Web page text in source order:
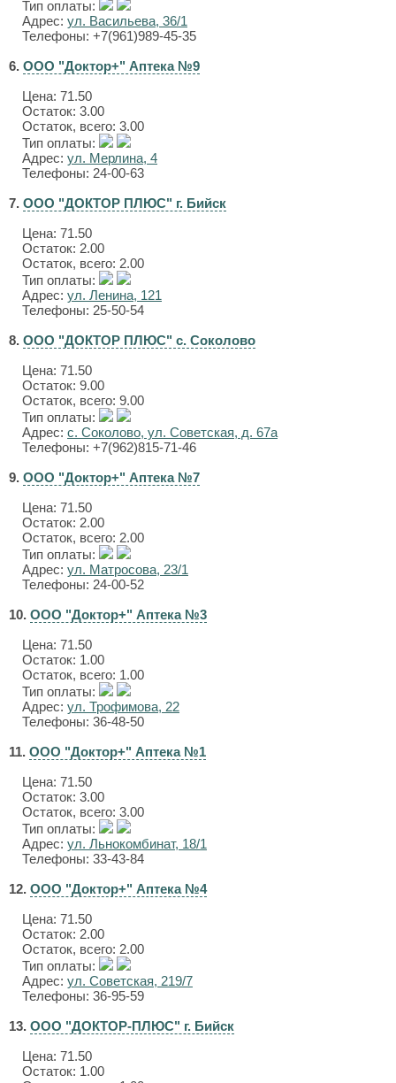
Тип оплаты:
Адрес: ул. Васильева, 36/1
Телефоны: +7(961)989-45-35
6. ООО "Доктор+" Аптека №9
Цена: 71.50
Остаток: 3.00
Остаток, всего: 3.00
Тип оплаты:
Адрес: ул. Мерлина, 4
Телефоны: 24-00-63
7. ООО "ДОКТОР ПЛЮС" г. Бийск
Цена: 71.50
Остаток: 2.00
Остаток, всего: 2.00
Тип оплаты:
Адрес: ул. Ленина, 121
Телефоны: 25-50-54
8. ООО "ДОКТОР ПЛЮС" с. Соколово
Цена: 71.50
Остаток: 9.00
Остаток, всего: 9.00
Тип оплаты:
Адрес: с. Соколово, ул. Советская, д. 67а
Телефоны: +7(962)815-71-46
9. ООО "Доктор+" Аптека №7
Цена: 71.50
Остаток: 2.00
Остаток, всего: 2.00
Тип оплаты:
Адрес: ул. Матросова, 23/1
Телефоны: 24-00-52
10. ООО "Доктор+" Аптека №3
Цена: 71.50
Остаток: 1.00
Остаток, всего: 1.00
Тип оплаты:
Адрес: ул. Трофимова, 22
Телефоны: 36-48-50
11. ООО "Доктор+" Аптека №1
Цена: 71.50
Остаток: 3.00
Остаток, всего: 3.00
Тип оплаты:
Адрес: ул. Льнокомбинат, 18/1
Телефоны: 33-43-84
12. ООО "Доктор+" Аптека №4
Цена: 71.50
Остаток: 2.00
Остаток, всего: 2.00
Тип оплаты:
Адрес: ул. Советская, 219/7
Телефоны: 36-95-59
13. ООО "ДОКТОР-ПЛЮС" г. Бийск
Цена: 71.50
Остаток: 1.00